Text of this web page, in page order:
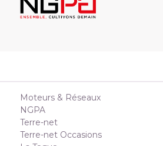
Moteurs & Réseaux
NGPA
Terre-net
Terre-net Occasions